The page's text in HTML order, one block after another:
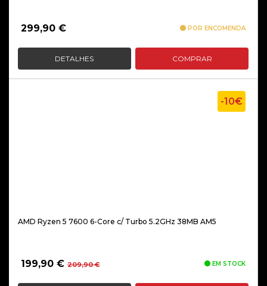
299,90 € POR ENCOMENDA
DETALHES COMPRAR
-10€
AMD Ryzen 5 7600 6-Core c/ Turbo 5.2GHz 38MB AM5
209,90€O
199,90 €
O
EM STOCK